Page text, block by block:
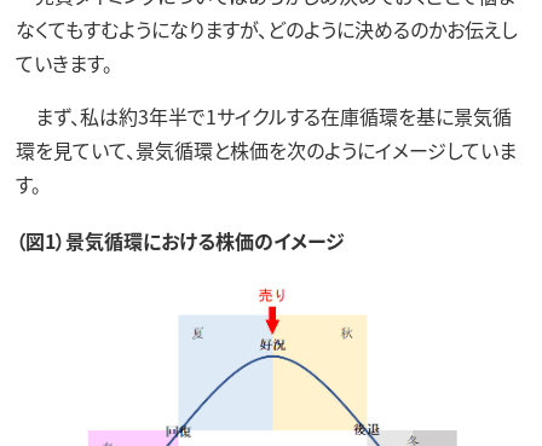
なくてもすむようになりますが、どのように決めるのかお伝えし
ていきます。
まず、私は約3年半で1サイクルする在庫循環を基に景気循
環を見ていて、景気循環と株価を次のようにイメージしていま
す。
（図1）景気循環における株価のイメージ